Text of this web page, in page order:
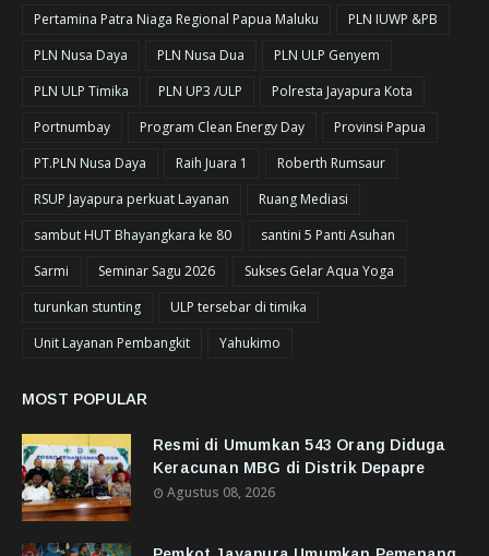
Pertamina Patra Niaga Regional Papua Maluku
PLN IUWP &PB
PLN Nusa Daya
PLN Nusa Dua
PLN ULP Genyem
PLN ULP Timika
PLN UP3 /ULP
Polresta Jayapura Kota
Portnumbay
Program Clean Energy Day
Provinsi Papua
PT.PLN Nusa Daya
Raih Juara 1
Roberth Rumsaur
RSUP Jayapura perkuat Layanan
Ruang Mediasi
sambut HUT Bhayangkara ke 80
santini 5 Panti Asuhan
Sarmi
Seminar Sagu 2026
Sukses Gelar Aqua Yoga
turunkan stunting
ULP tersebar di timika
Unit Layanan Pembangkit
Yahukimo
MOST POPULAR
Resmi di Umumkan 543 Orang Diduga
Keracunan MBG di Distrik Depapre
Agustus 08, 2026